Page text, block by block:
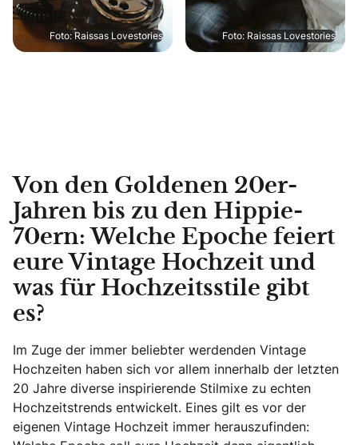
Foto: Raissas Lovestories Foto: Raissas Lovestories
Von den Goldenen 20er-
Jahren bis zu den Hippie-
70ern: Welche Epoche feiert
eure Vintage Hochzeit und
was für Hochzeitsstile gibt
es?
Im Zuge der immer beliebter werdenden Vintage
Hochzeiten haben sich vor allem innerhalb der letzten
20 Jahre diverse inspirierende Stilmixe zu echten
Hochzeitstrends entwickelt. Eines gilt es vor der
eigenen Vintage Hochzeit immer herauszufinden: